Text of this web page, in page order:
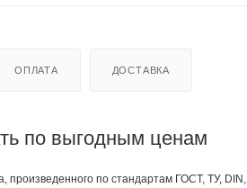
ОПЛАТА ДОСТАВКА
по выгодным ценам
по стандартам ГОСТ, ТУ,